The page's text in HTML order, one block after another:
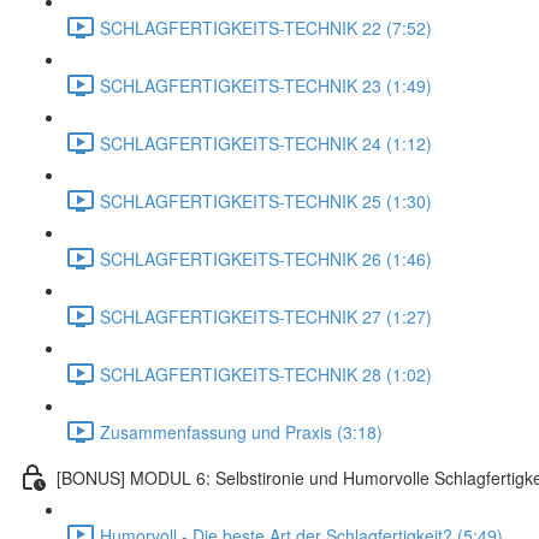
SCHLAGFERTIGKEITS-TECHNIK 22 (7:52)
SCHLAGFERTIGKEITS-TECHNIK 23 (1:49)
SCHLAGFERTIGKEITS-TECHNIK 24 (1:12)
SCHLAGFERTIGKEITS-TECHNIK 25 (1:30)
SCHLAGFERTIGKEITS-TECHNIK 26 (1:46)
SCHLAGFERTIGKEITS-TECHNIK 27 (1:27)
SCHLAGFERTIGKEITS-TECHNIK 28 (1:02)
Zusammenfassung und Praxis (3:18)
[BONUS] MODUL 6: Selbstironie und Humorvolle